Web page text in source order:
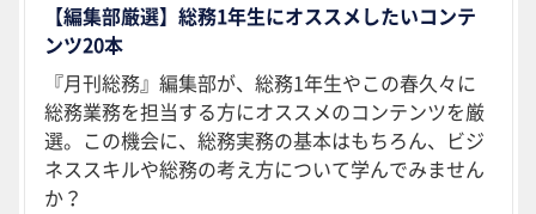
【編集部厳選】総務1年生にオススメしたいコンテ
ンツ20本
『月刊総務』編集部が、総務1年生やこの春久々に
総務業務を担当する方にオススメのコンテンツを厳
選。この機会に、総務実務の基本はもちろん、ビジ
ネススキルや総務の考え方について学んでみません
か？